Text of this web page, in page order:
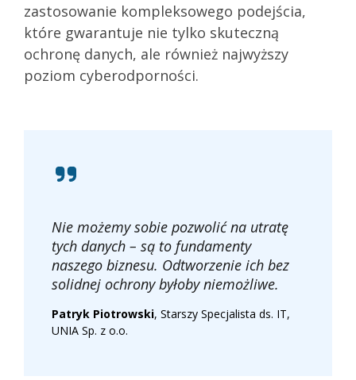
zastosowanie kompleksowego podejścia,
które gwarantuje nie tylko skuteczną
ochronę danych, ale również najwyższy
poziom cyberodporności.
Nie możemy sobie pozwolić na utratę
tych danych – są to fundamenty
naszego biznesu. Odtworzenie ich bez
solidnej ochrony byłoby niemożliwe.
Patryk Piotrowski, Starszy Specjalista ds. IT,
UNIA Sp. z o.o.